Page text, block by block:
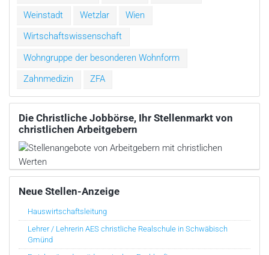
Weinstadt
Wetzlar
Wien
Wirtschaftswissenschaft
Wohngruppe der besonderen Wohnform
Zahnmedizin
ZFA
Die Christliche Jobbörse, Ihr Stellenmarkt von
christlichen Arbeitgebern
Neue Stellen-Anzeige
Hauswirtschaftsleitung
Lehrer / Lehrerin AES christliche Realschule in Schwäbisch
Gmünd